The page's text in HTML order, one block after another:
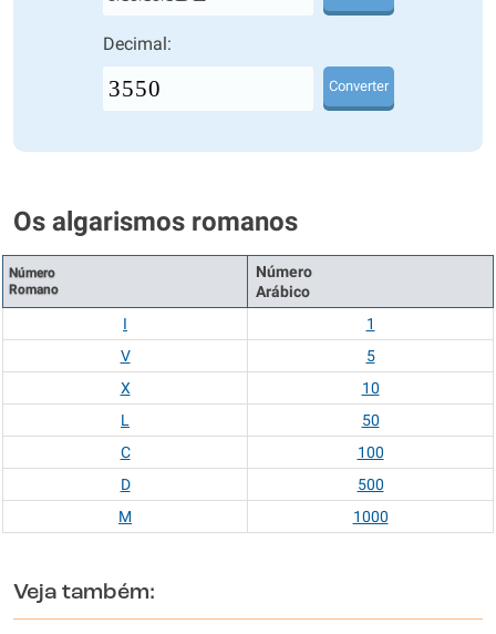
Decimal:
Converter
Os algarismos romanos
Número
Romano
Número
Arábico
I
1
V
5
X
10
L
50
C
100
D
500
M
1000
Veja também: